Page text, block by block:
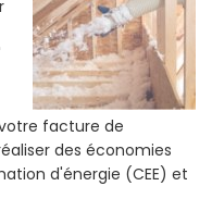
facture de
des économies
d'énergie (CEE) et